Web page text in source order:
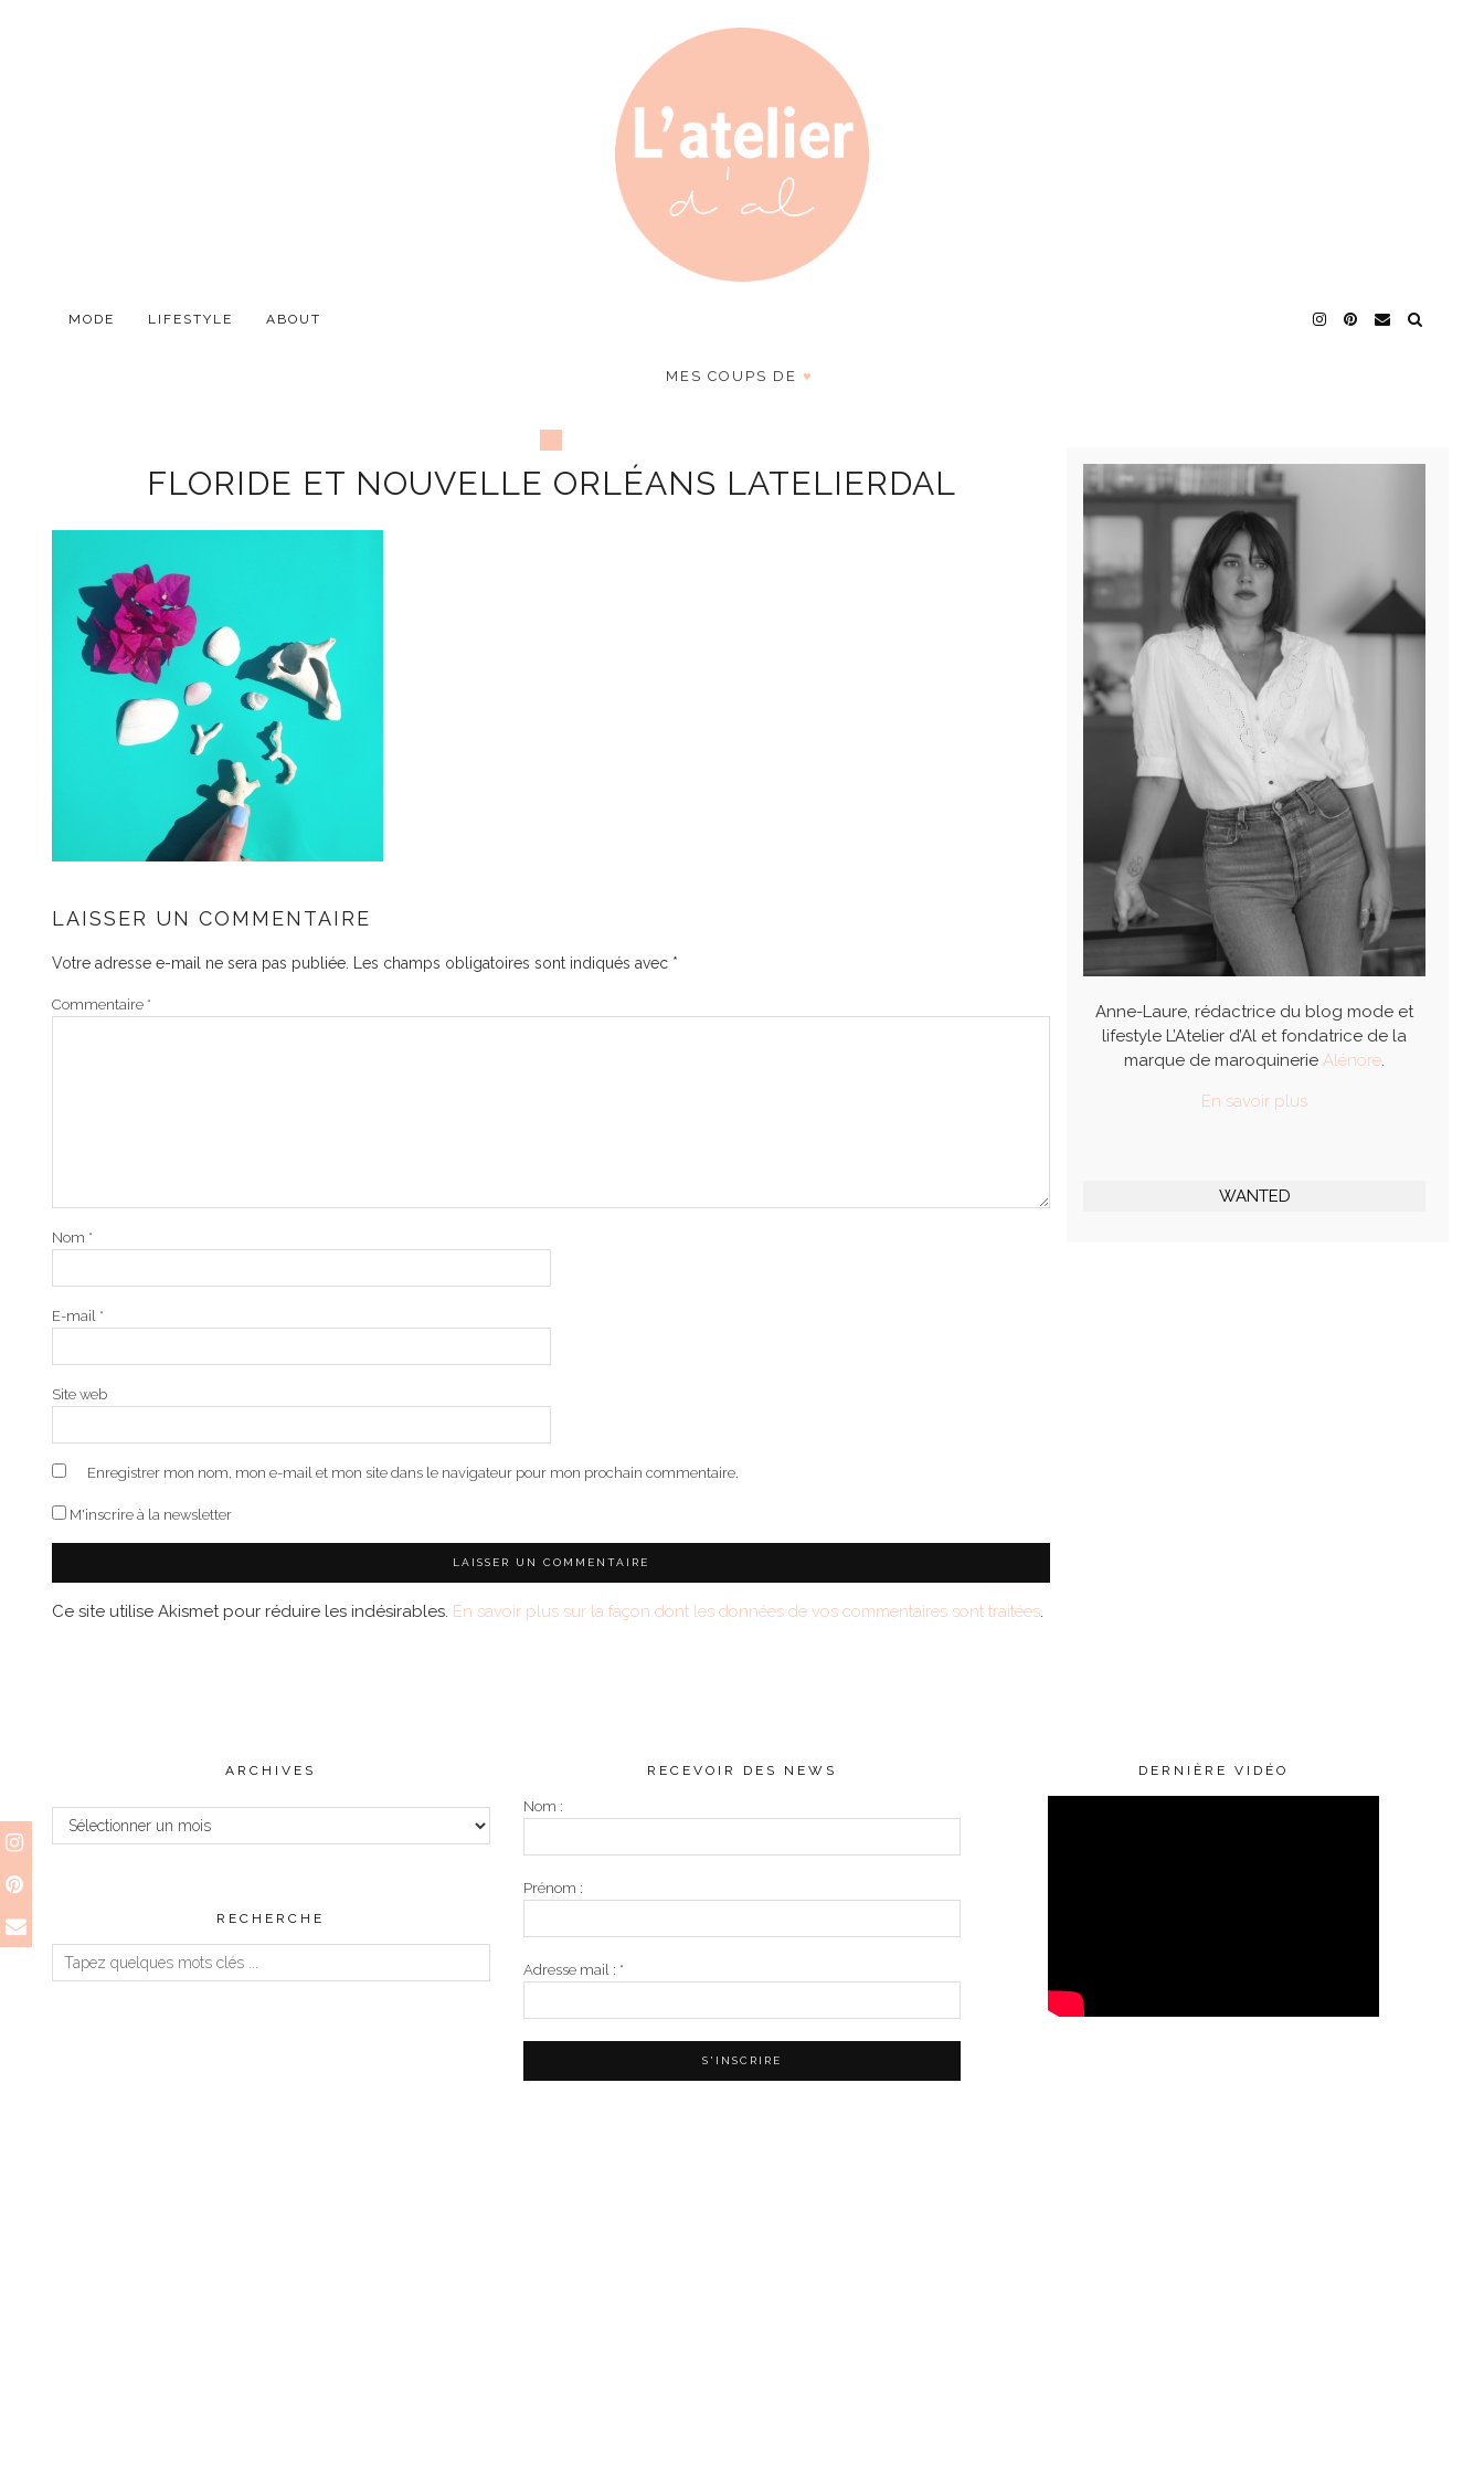
MODE LIFESTYLE ABOUT
MES COUPS DE ♥
FLORIDE ET NOUVELLE ORLÉANS LATELIERDAL
LAISSER UN COMMENTAIRE
Votre adresse e-mail ne sera pas publiée. Les champs obligatoires sont indiqués avec *
Commentaire *
Nom *
E-mail *
Site web
Enregistrer mon nom, mon e-mail et mon site dans le navigateur pour mon prochain commentaire.
M'inscrire à la newsletter
Ce site utilise Akismet pour réduire les indésirables. En savoir plus sur la façon dont les données de vos commentaires sont traitées.
Anne-Laure, rédactrice du blog mode et
lifestyle L’Atelier d’Al et fondatrice de la
marque de maroquinerieAlénore.
En savoir plus
WANTED
ARCHIVES
Archives
RECHERCHE
RECEVOIR DES NEWS
Nom :
Prénom :
Adresse mail : *
DERNIÈRE VIDÉO